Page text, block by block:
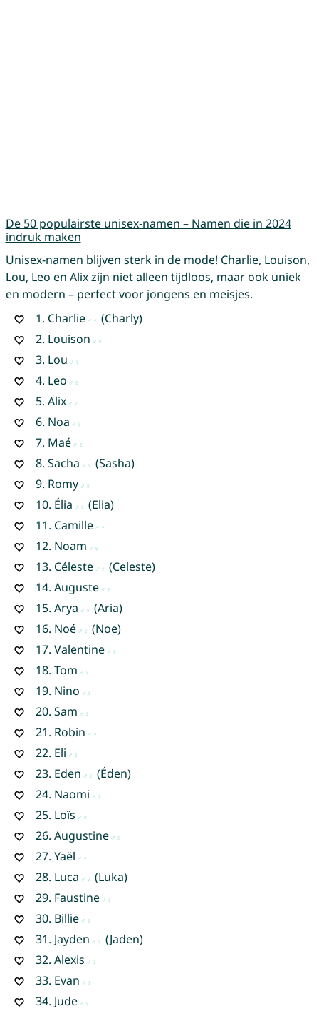
De 50 populairste unisex-namen – Namen die in 2024
indruk maken
Unisex-namen blijven sterk in de mode! Charlie, Louison,
Lou, Leo en Alix zijn niet alleen tijdloos, maar ook uniek
en modern – perfect voor jongens en meisjes.
1. Charlie
(Charly)
2. Louison
3. Lou
4. Leo
5. Alix
6. Noa
7. Maé
8. Sacha
(Sasha)
9. Romy
10. Élia
(Elia)
11. Camille
12. Noam
13. Céleste
(Celeste)
14. Auguste
15. Arya
(Aria)
16. Noé
(Noe)
17. Valentine
18. Tom
19. Nino
20. Sam
21. Robin
22. Eli
23. Eden
(Éden)
24. Naomi
25. Loïs
26. Augustine
27. Yaël
28. Luca
(Luka)
29. Faustine
30. Billie
31. Jayden
(Jaden)
32. Alexis
33. Evan
34. Jude